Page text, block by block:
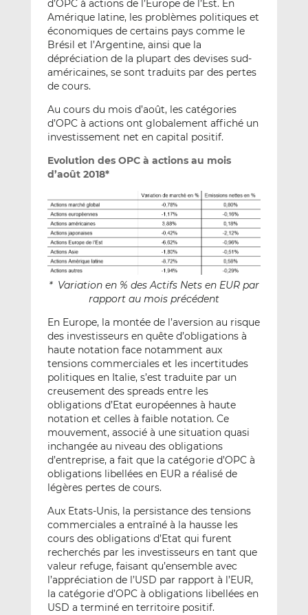
d’OPC à actions de l’Europe de l’Est. En
Amérique latine, les problèmes politiques et
économiques de certains pays comme le
Brésil et l’Argentine, ainsi que la
dépréciation de la plupart des devises sud-
américaines, se sont traduits par des pertes
de cours.
Au cours du mois d’août, les catégories
d’OPC à actions ont globalement affiché un
investissement net en capital positif.
Evolution des OPC à actions au mois
d’août 2018*
* Variation en % des Actifs Nets en EUR par
rapport au mois précédent
En Europe, la montée de l’aversion au risque
des investisseurs en quête d’obligations à
haute notation face notamment aux
tensions commerciales et les incertitudes
politiques en Italie, s’est traduite par un
creusement des spreads entre les
obligations d’Etat européennes à haute
notation et celles à faible notation. Ce
mouvement, associé à une situation quasi
inchangée au niveau des obligations
d’entreprise, a fait que la catégorie d’OPC à
obligations libellées en EUR a réalisé de
légères pertes de cours.
Aux Etats-Unis, la persistance des tensions
commerciales a entraîné à la hausse les
cours des obligations d’Etat qui furent
recherchés par les investisseurs en tant que
valeur refuge, faisant qu’ensemble avec
l’appréciation de l’USD par rapport à l’EUR,
la catégorie d’OPC à obligations libellées en
USD a terminé en territoire positif.